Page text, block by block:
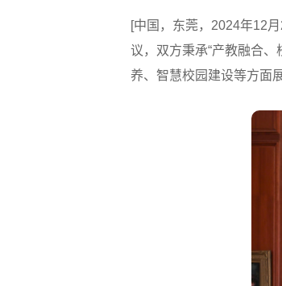
[中国，东莞，2024年12
议，双方秉承“产教融合
养、智慧校园建设等方面